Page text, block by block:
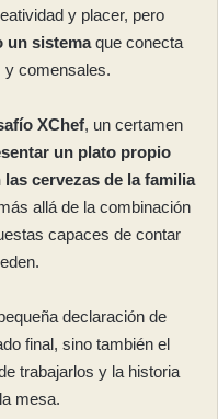
y placer, pero
un sistemaque conecta
y comensales.
XChef, un certamen
un plato propio
cervezas de la familia
allá de la combinación
capaces de contar
declaración de
final, sino también el
trabajarlos y la historia
mesa.